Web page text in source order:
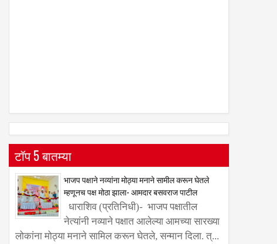
टॉप 5 बातम्या
भाजप पक्षाने नव्यांना मोठ्या मनाने सामील करून घेतले
म्हणूनच पक्ष मोठा झाला- आमदार बसवराज पाटील
धाराशिव (प्रतिनिधी)- भाजप पक्षातील
नेत्यांनी नव्याने पक्षात आलेल्या आमच्या सारख्या
लोकांना मोठ्या मनाने सामिल करून घेतले, सन्मान दिला. त्...